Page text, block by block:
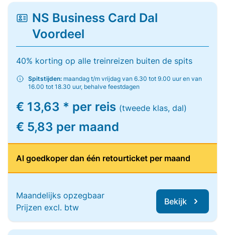
NS Business Card Dal
Voordeel
40% korting op alle treinreizen buiten de spits
Spitstijden: maandag t/m vrijdag van 6.30 tot 9.00 uur en van
16.00 tot 18.30 uur, behalve feestdagen
€ 13,63 * per reis (tweede klas, dal)
€ 5,83 per maand
Al goedkoper dan één retourticket per maand
Maandelijks opzegbaar
Prijzen excl. btw
Bekijk